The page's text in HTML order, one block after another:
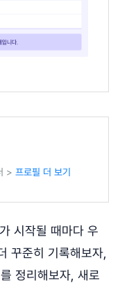
> 프로필 더 보기
시작될 때마다 우
꾸준히 기록해보자,
정리해보자, 새로